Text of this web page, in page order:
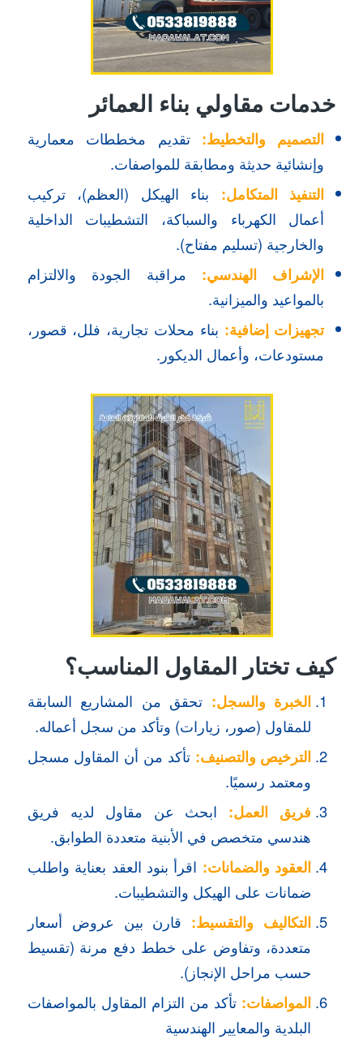
خدمات مقاولي بناء العمائر
التصميم والتخطيط: تقديم مخططات معمارية
وإنشائية حديثة ومطابقة للمواصفات.
التنفيذ المتكامل: بناء الهيكل (العظم)، تركيب
أعمال الكهرباء والسباكة، التشطيبات الداخلية
والخارجية (تسليم مفتاح).
الإشراف الهندسي: مراقبة الجودة والالتزام
بالمواعيد والميزانية.
تجهيزات إضافية: بناء محلات تجارية، فلل، قصور،
مستودعات، وأعمال الديكور.
كيف تختار المقاول المناسب؟
الخبرة والسجل: تحقق من المشاريع السابقة
للمقاول (صور، زيارات) وتأكد من سجل أعماله.
الترخيص والتصنيف: تأكد من أن المقاول مسجل
ومعتمد رسميًا.
فريق العمل: ابحث عن مقاول لديه فريق
هندسي متخصص في الأبنية متعددة الطوابق.
العقود والضمانات: اقرأ بنود العقد بعناية واطلب
ضمانات على الهيكل والتشطيبات.
التكاليف والتقسيط: قارن بين عروض أسعار
متعددة، وتفاوض على خطط دفع مرنة (تقسيط
حسب مراحل الإنجاز).
المواصفات: تأكد من التزام المقاول بالمواصفات
البلدية والمعايير الهندسية